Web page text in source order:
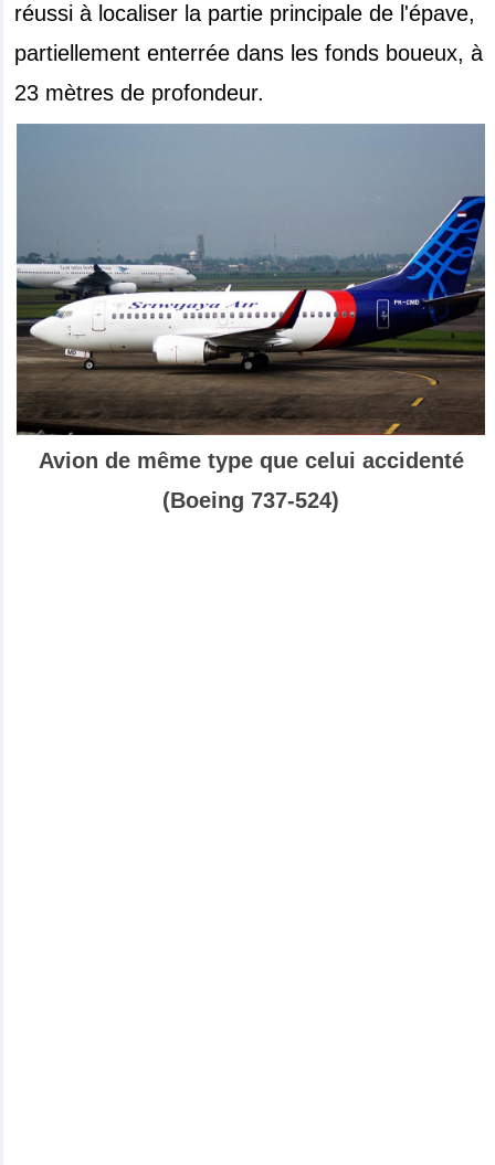
réussi à localiser la partie principale de l'épave,
partiellement enterrée dans les fonds boueux, à
23 mètres de profondeur.
Avion de même type que celui accidenté
(Boeing 737-524)